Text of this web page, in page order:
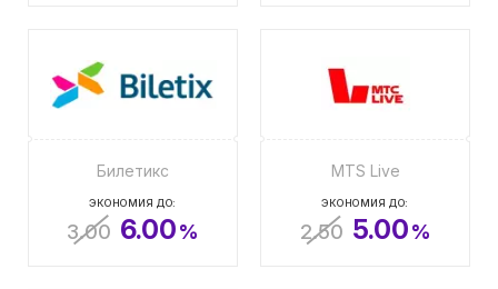
Билетикс
ЭКОНОМИЯ ДО:
3.00 6.00%
MTS Live
ЭКОНОМИЯ ДО:
2.50 5.00%